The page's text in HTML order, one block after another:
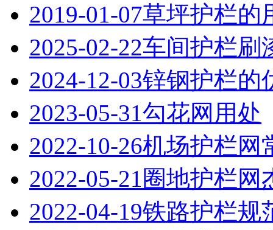
2019-01-07草坪护栏的
2025-02-22车间护栏刷
2024-12-03锌钢护栏的
2023-05-31勾花网用处
2022-10-26机场护栏网
2022-05-21 圈地护栏网
2022-04-19铁路护栏规